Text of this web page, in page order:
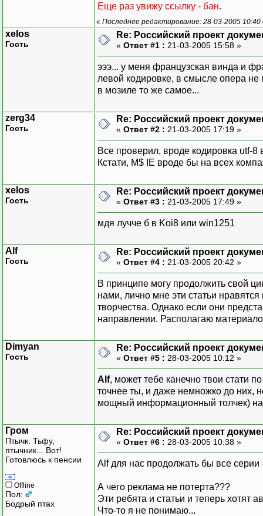
Еще раз увижу ссылку - бан.
« Последнее редактирование: 28-03-2005
xelos
Гость
Re: Российский проект
« Ответ #1 : 21-03-2005 15:58 »
эээ... у меня французская винда и
левой кодировке, в смысле опера не
в мозиле то же самое...
zerg34
Гость
Re: Российский проект
« Ответ #2 : 21-03-2005 17:19 »
Все проверил, вроде кодировка utf-8
Кстати, M$ IE вроде бы на всех
xelos
Гость
Re: Российский проект
« Ответ #3 : 21-03-2005 17:49 »
мдя лучче б в Koi8 или win1251
Alf
Гость
Re: Российский проект
« Ответ #4 : 21-03-2005 20:42 »
В принципе могу продолжить свой
нами, лично мне эти статьи
творчества. Однако если они
направлении. Располагаю
Dimyan
Гость
Re: Российский проект
« Ответ #5 : 28-03-2005 10:12 »
Alf, может тебе канечно твои стати
точнее ты, и даже немножко до них,
мощный информационный толчек)
Гром
Птычк. Тьфу,
птычник... Вот!
Готовлюсь к пенсии
Offline
Пол:
Бодрый птах
Re: Российский проект
« Ответ #6 : 28-03-2005 10:38 »
Alf для нас продолжать бы все серии
А чего реклама не потерта???
Эти ребята и статьи и теперь хотят
Что-то я не понимаю...